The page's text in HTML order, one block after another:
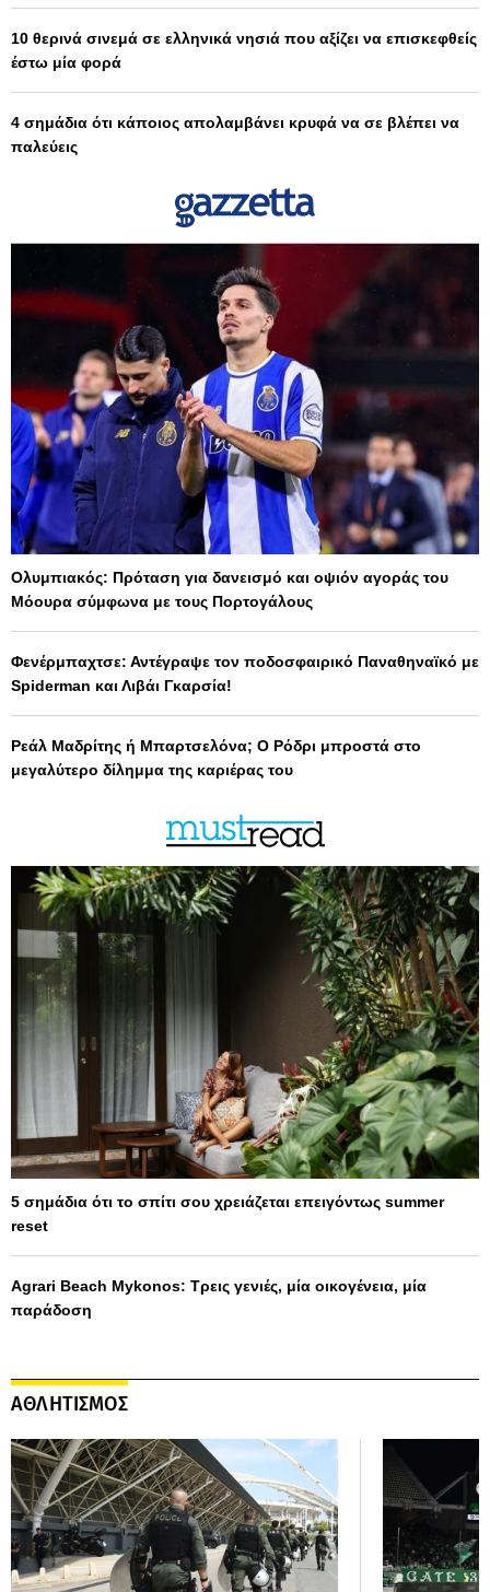
10 θερινά σινεμά σε ελληνικά νησιά που αξίζει να επισκεφθείς
έστω μία φορά
4 σημάδια ότι κάποιος απολαμβάνει κρυφά να σε βλέπει να
παλεύεις
Ολυμπιακός: Πρόταση για δανεισμό και οψιόν αγοράς του
Μόουρα σύμφωνα με τους Πορτογάλους
Φενέρμπαχτσε: Αντέγραψε τον ποδοσφαιρικό Παναθηναϊκό με
Spiderman και Λιβάι Γκαρσία!
Ρεάλ Μαδρίτης ή Μπαρτσελόνα; Ο Ρόδρι μπροστά στο
μεγαλύτερο δίλημμα της καριέρας του
5 σημάδια ότι το σπίτι σου χρειάζεται επειγόντως summer
reset
Agrari Beach Mykonos: Τρεις γενιές, μία οικογένεια, μία
παράδοση
ΑΘΛΗΤΙΣΜΟΣ